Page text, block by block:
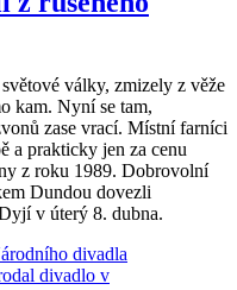
války, zmizely z věže
kam. Nyní se tam,
zase vrací. Místní farníci
a prakticky jen za cenu
z roku 1989. Dobrovolní
Dundou dovezli
v úterý 8. dubna.